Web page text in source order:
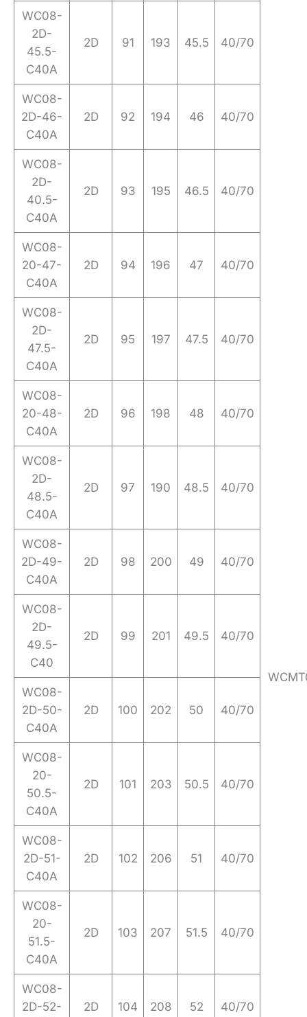
WC08-
2D-
45.5-
C40A
2D 91 193 45.5 40/70
WC08-
2D-46-
C40A
2D 92 194 46 40/70
WC08-
2D-
40.5-
C40A
2D 93 195 46.5 40/70
WC08-
20-47-
C40A
2D 94 196 47 40/70
WC08-
2D-
47.5-
C40A
2D 95 197 47.5 40/70
WC08-
20-48-
C40A
2D 96 198 48 40/70
WC08-
2D-
48.5-
C40A
2D 97 190 48.5 40/70
WC08-
2D-49-
C40A
2D 98 200 49 40/70
WC08-
2D-
49.5-
C40
2D 99 201 49.5 40/70
WC08-
2D-50-
C40A
2D 100 202 50 40/70
WC08-
20-
50.5-
C40A
2D 101 203 50.5 40/70
WC08-
2D-51-
C40A
2D 102 206 51 40/70
WC08-
20-
51.5-
C40A
2D 103 207 51.5 40/70
WC08-
2D-52-
2D 104 208 52 40/70